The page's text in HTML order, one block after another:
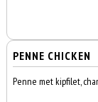
PENNE CHICKEN
Penne met kipfilet,